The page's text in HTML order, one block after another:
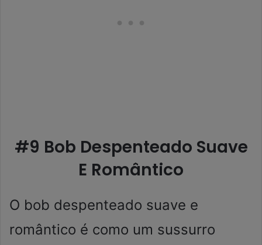
#9 Bob Despenteado Suave
E Romântico
O bob despenteado suave e
romântico é como um sussurro